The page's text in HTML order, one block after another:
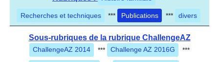
Recherches et techniques *** Publications *** divers
Sous-rubriques de la rubrique ChallengeAZ
ChallengeAZ 2014 *** Challenge AZ 2016G ***